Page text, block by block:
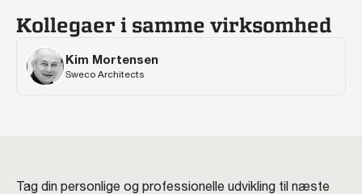
Kollegaer i samme virksomhed
Kim Mortensen
Sweco Architects
Tag din personlige og professionelle udvikling til næste